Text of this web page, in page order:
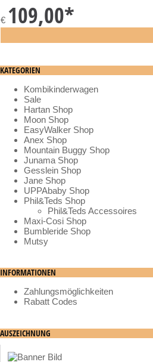
€ 109,00*
KATEGORIEN
Kombikinderwagen
Sale
Hartan Shop
Moon Shop
EasyWalker Shop
Anex Shop
Mountain Buggy Shop
Junama Shop
Gesslein Shop
Jane Shop
UPPAbaby Shop
Phil&Teds Shop
Phil&Teds Accessoires
Maxi-Cosi Shop
Bumbleride Shop
Mutsy
INFORMATIONEN
Zahlungsmöglichkeiten
Rabatt Codes
AUSZEICHNUNG